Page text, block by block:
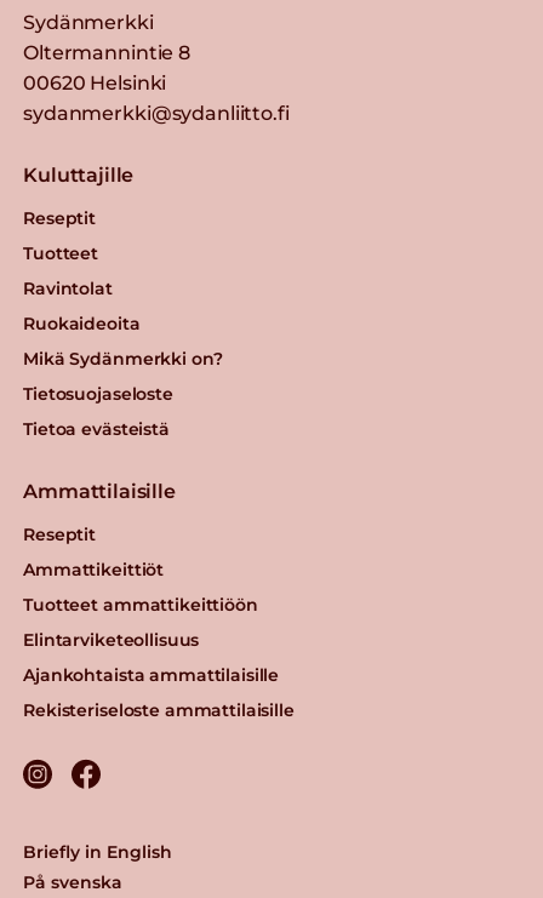
Sydänmerkki
Oltermannintie 8
00620 Helsinki
sydanmerkki@sydanliitto.fi
Kuluttajille
Reseptit
Tuotteet
Ravintolat
Ruokaideoita
Mikä Sydänmerkki on?
Tietosuojaseloste
Tietoa evästeistä
Ammattilaisille
Reseptit
Ammattikeittiöt
Tuotteet ammattikeittiöön
Elintarviketeollisuus
Ajankohtaista ammattilaisille
Rekisteriseloste ammattilaisille
Briefly in English
På svenska